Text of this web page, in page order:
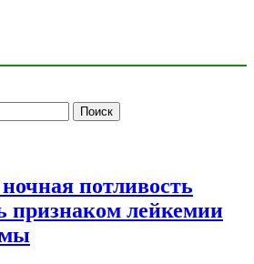
потливость
признаком лейкемии